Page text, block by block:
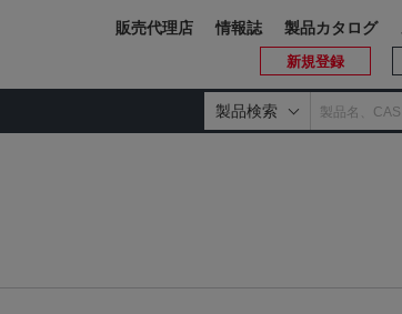
製品検索
新規登録
販売代理店 情報誌 製品カタログ